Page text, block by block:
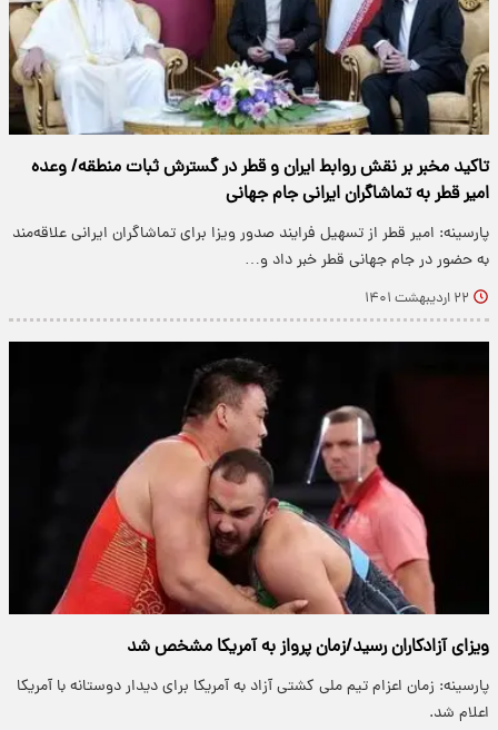
تاکید مخبر بر نقش روابط ایران و قطر در گسترش ثبات منطقه/ وعده
امیر قطر به تماشاگران ایرانی جام جهانی
پارسینه: امیر قطر از تسهیل فرایند صدور ویزا برای تماشاگران ایرانی علاقه‌مند
به حضور در جام جهانی قطر خبر داد و…
۲۲ اردیبهشت ۱۴۰۱
ویزای آزادکاران رسید/زمان پرواز به آمریکا مشخص شد
پارسینه: زمان اعزام تیم ملی کشتی آزاد به آمریکا برای دیدار دوستانه با آمریکا
اعلام شد.